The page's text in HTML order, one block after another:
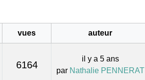
vues auteur
6164
il y a 5 ans
par Nathalie PENNERAT